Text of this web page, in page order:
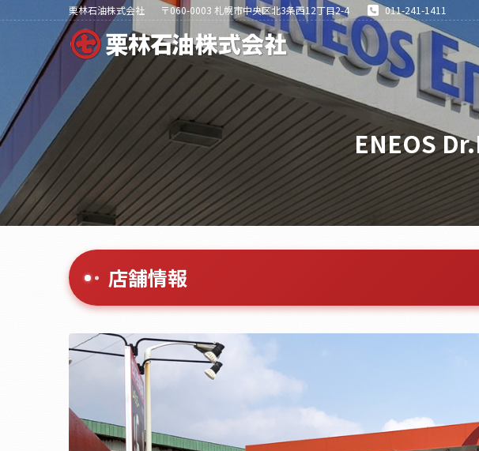
栗林石油株式会社 〒060-0003 札幌市中央区北3条西12丁目2-4 011-241-1411
ENEOS
店舗情報